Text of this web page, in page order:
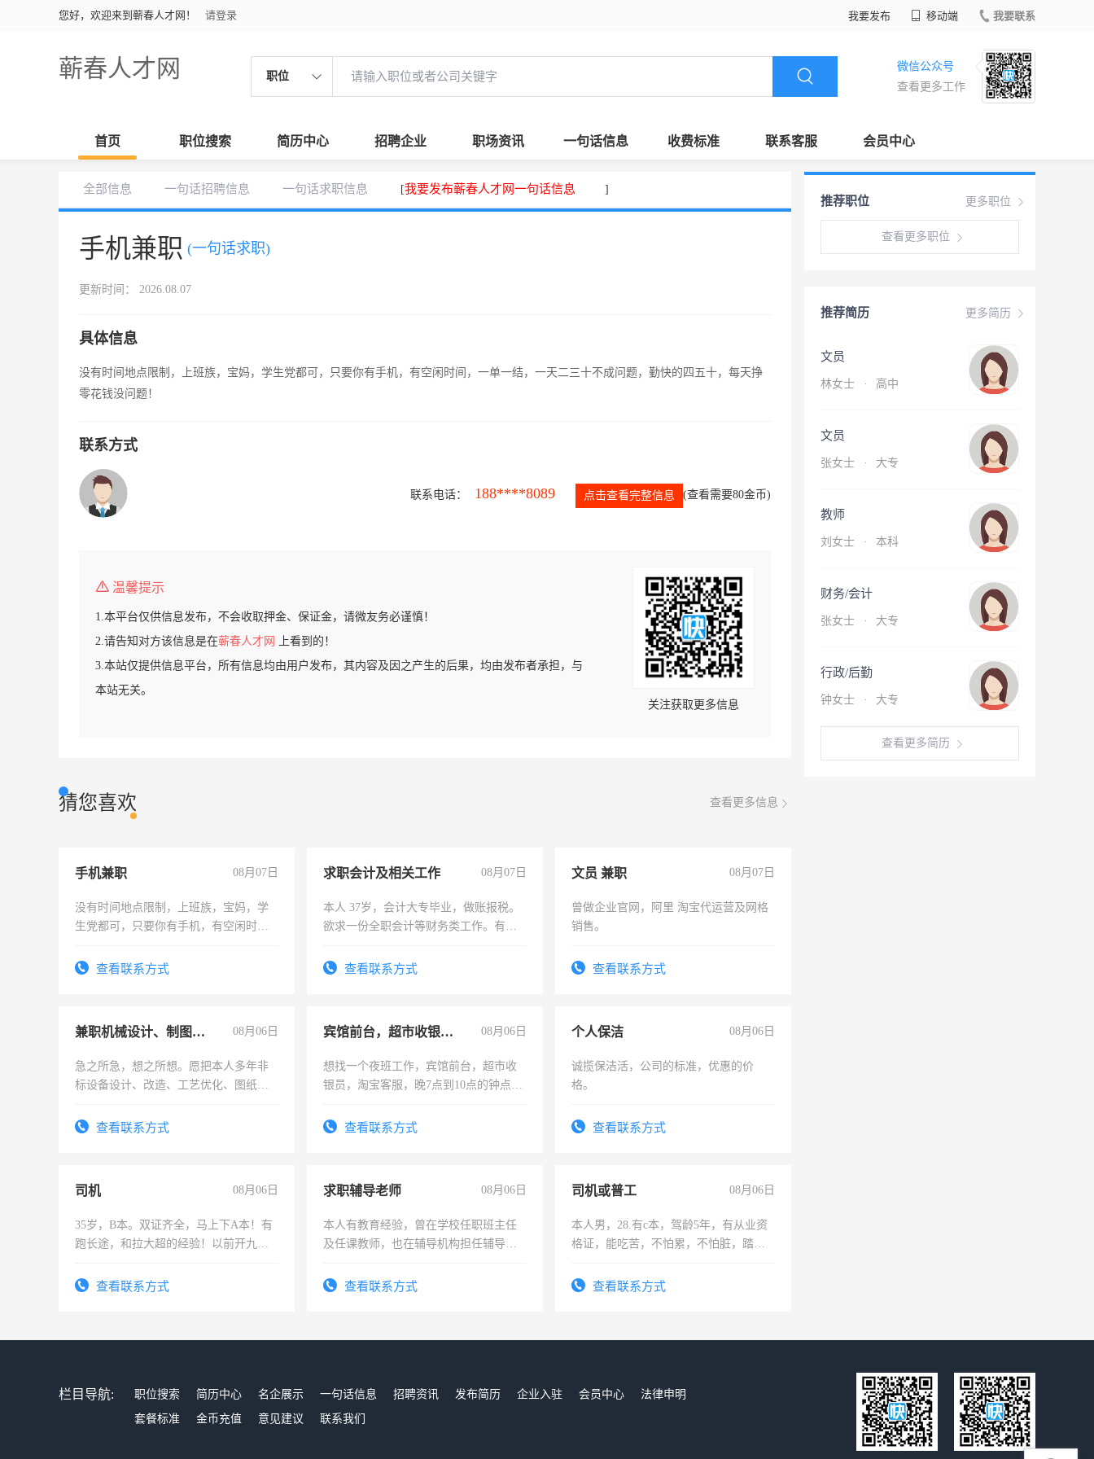
您好，欢迎来到蕲春人才网！ 请登录 我要发布 移动端 我要联系
蕲春人才网 职位
微信公众号
查看更多工作
首页 职位搜索 简历中心 招聘企业 职场资讯 一句话信息 收费标准 联系客服 会员中心
全部信息 一句话招聘信息 一句话求职信息 [我要发布蕲春人才网一句话信息 ]
手机兼职 (一句话求职)
更新时间： 2026.08.07
具体信息
没有时间地点限制，上班族，宝妈，学生党都可，只要你有手机，有空闲时间，一单一结，一天二三十不成问题，勤快的四五十，每天挣
零花钱没问题！
联系方式
联系电话： 188****8089 点击查看完整信息 (查看需要80金币)
温馨提示
1.本平台仅供信息发布，不会收取押金、保证金，请微友务必谨慎！
2.请告知对方该信息是在蕲春人才网
上看到的！
3.本站仅提供信息平台，所有信息均由用户发布，其内容及因之产生的后果，均由发布者承担，与
本站无关。
关注获取更多信息
猜您喜欢 查看更多信息
手机兼职 08月07日
没有时间地点限制，上班族，宝妈，学
生党都可，只要你有手机，有空闲时
勤快的四五十，每天挣零花钱没问题！
查看联系方式
求职会计及相关工作 08月07日
本人 37岁，会计大专毕业，做账报税。
欲求一份全职会计等财务类工作。有会
查看联系方式
文员 兼职 08月07日
曾做企业官网，阿里 淘宝代运营及网格
销售。
查看联系方式
兼职机械设计、制图、设备改造 08月06日
急之所急，想之所想。愿把本人多年非
标设备设计、改造、工艺优化、图纸制
结识有识之士，共享未来。
查看联系方式
宾馆前台，超市收银员，淘宝客服 08月06日
想找一个夜班工作，宾馆前台，超市收
银员，淘宝客服，晚7点到10点的钟点
号同微信查看联系方式
个人保洁 08月06日
诚揽保洁活，公司的标准，优惠的价
格。
查看联系方式
司机 08月06日
35岁，B本。双证齐全，马上下A本！有
跑长途，和拉大超的经验！以前开九米
查看联系方式
求职辅导老师 08月06日
本人有教育经验，曾在学校任职班主任
及任课教师，也在辅导机构担任辅导教
查看联系方式
司机或普工 08月06日
本人男，28.有c本，驾龄5年，有从业资
格证，能吃苦，不怕累，不怕脏，踏
查看联系方式
更多职位
推荐职位
查看更多职位
更多简历
推荐简历
文员
林女士 · 高中
文员
张女士 · 大专
教师
刘女士 · 本科
财务/会计
张女士 · 大专
行政/后勤
钟女士 · 大专
查看更多简历
栏目导航: 职位搜索 简历中心 名企展示 一句话信息 招聘资讯 发布简历 企业入驻 会员中心
法律申明
套餐标准
金币充值 意见建议 联系我们